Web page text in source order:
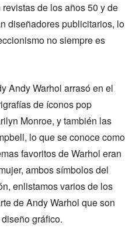
de los años 50 y de
diseñadores publicitarios, lo
no siempre es
Andy Warhol arrasó en el
de íconos pop
Monroe, y también las
lo que se conoce como
favoritos de Warhol eran
ambos símbolos del
enlistamos varios de los
de Andy Warhol que son
gráfico.